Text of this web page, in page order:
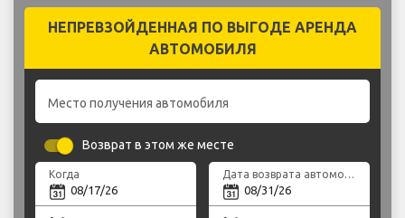
НЕПРЕВЗОЙДЕННАЯ ПО ВЫГОДЕ АРЕНДА
АВТОМОБИЛЯ
Место получения автомобиля
Возврат в этом же месте
Когда Дата возврата автомобиля